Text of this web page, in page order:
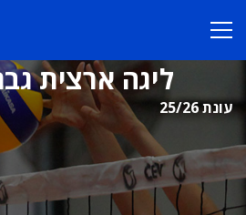
ליגה ארצית
עונת 25/26